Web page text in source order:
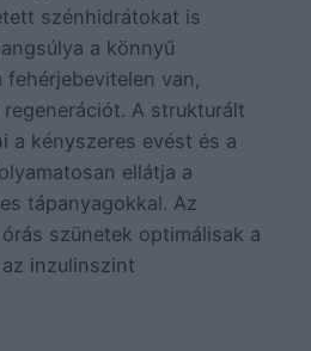
szénhidrátokat is
a könnyű
van,
A strukturált
a kényszeres evést és a
ellátja a
tápanyagokkal. Az
szünetek optimálisak a
inzulinszint